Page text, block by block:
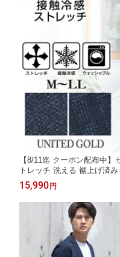
【8/11迄 クーポン配布中
トレッチ 洗える 裾上げ済
ット イージーケア オフィ
ック調 M L LL【スーツ2着
15,990円